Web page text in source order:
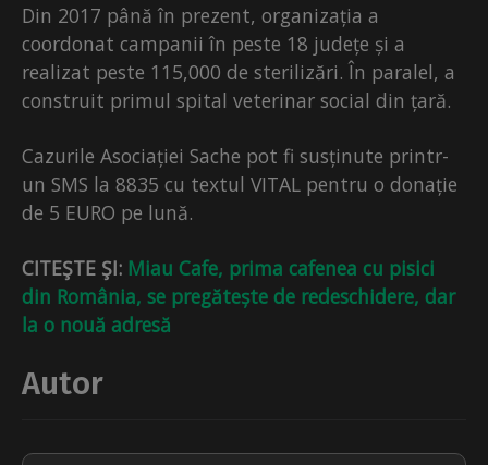
Din 2017 până în prezent, organizația a
coordonat campanii în peste 18 județe și a
realizat peste 115,000 de sterilizări. În paralel, a
construit primul spital veterinar social din țară.
Cazurile Asociației Sache pot fi susținute printr-
un SMS la 8835 cu textul VITAL pentru o donație
de 5 EURO pe lună.
CITEŞTE ŞI: Miau Cafe, prima cafenea cu pisici
din România, se pregătește de redeschidere, dar
la o nouă adresă
Autor